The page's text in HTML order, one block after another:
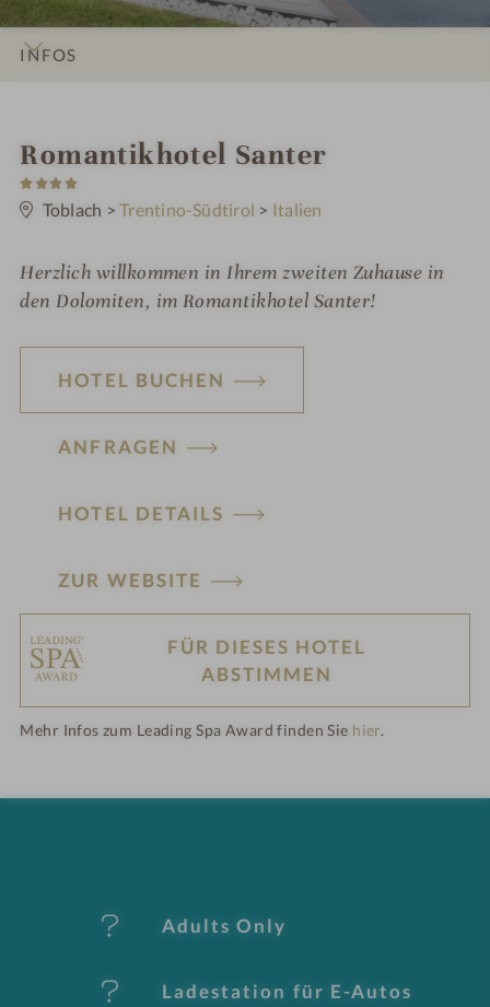
INFOS
4S
t
n
e
Romantikhotel Santer
i
n
Toblach >Trentino-Südtirol > Italien
Herzlich willkommen in Ihrem zweiten Zuhause in
den Dolomiten, im Romantikhotel Santer!
HOTEL BUCHEN
ANFRAGEN
HOTEL DETAILS
ZUR WEBSITE
FÜR DIESES HOTEL
ABSTIMMEN
Mehr Infos zum Leading Spa Award finden Sie hier.
H
ot
er
Adults Only
Ladestation für E-Autos